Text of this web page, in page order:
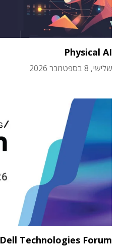
Physical AI
שלישי, 8 בספטמבר 2026
Dell Technologies Forum